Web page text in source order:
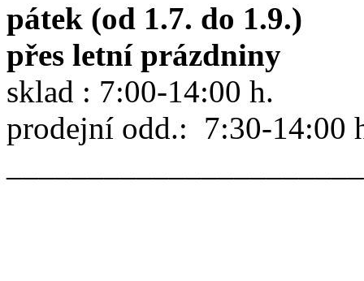
pátek (od 1.7. do 1.9.)
přes letní prázdniny
sklad : 7:00-14:00 h.
prodejní odd.: 7:30-14:00